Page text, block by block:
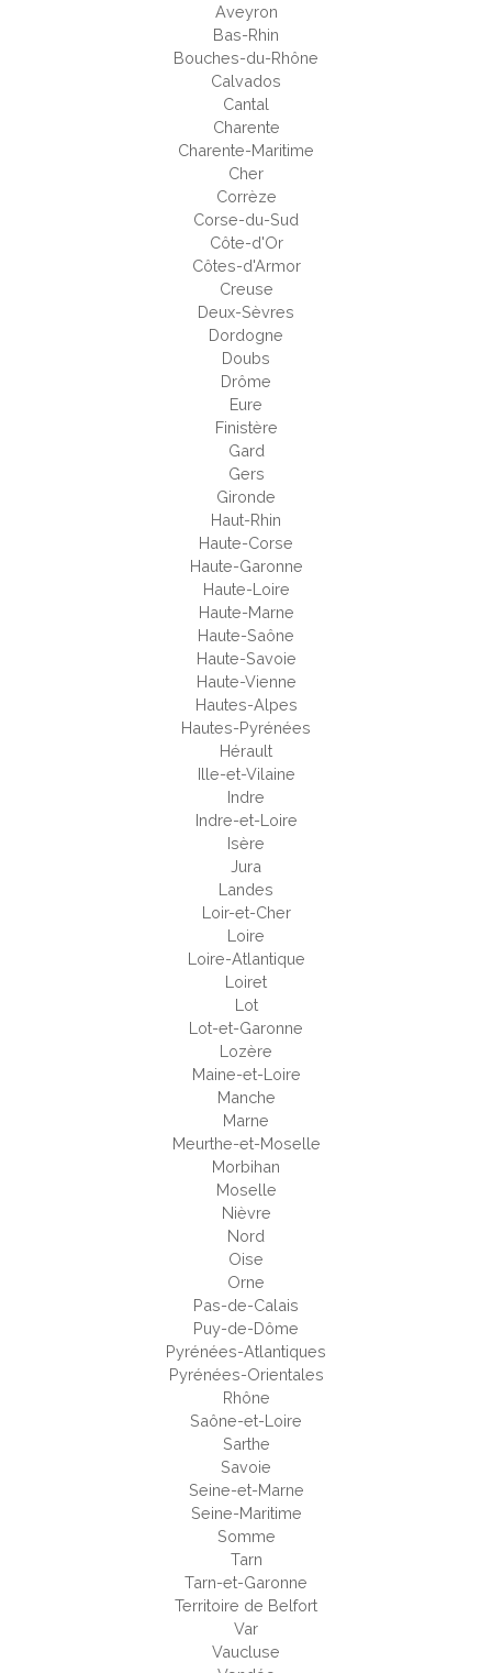
Aveyron
Bas-Rhin
Bouches-du-Rhône
Calvados
Cantal
Charente
Charente-Maritime
Cher
Corrèze
Corse-du-Sud
Côte-d'Or
Côtes-d'Armor
Creuse
Deux-Sèvres
Dordogne
Doubs
Drôme
Eure
Finistère
Gard
Gers
Gironde
Haut-Rhin
Haute-Corse
Haute-Garonne
Haute-Loire
Haute-Marne
Haute-Saône
Haute-Savoie
Haute-Vienne
Hautes-Alpes
Hautes-Pyrénées
Hérault
Ille-et-Vilaine
Indre
Indre-et-Loire
Isère
Jura
Landes
Loir-et-Cher
Loire
Loire-Atlantique
Loiret
Lot
Lot-et-Garonne
Lozère
Maine-et-Loire
Manche
Marne
Meurthe-et-Moselle
Morbihan
Moselle
Nièvre
Nord
Oise
Orne
Pas-de-Calais
Puy-de-Dôme
Pyrénées-Atlantiques
Pyrénées-Orientales
Rhône
Saône-et-Loire
Sarthe
Savoie
Seine-et-Marne
Seine-Maritime
Somme
Tarn
Tarn-et-Garonne
Territoire de Belfort
Var
Vaucluse